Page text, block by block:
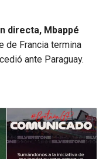
directa, Mbappé
de Francia termina
ante Paraguay.